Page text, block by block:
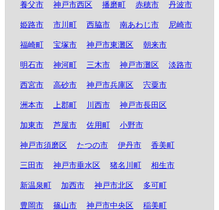
養父市
神戸市西区 播磨町 赤穂市 丹波市
姫路市 市川町 西脇市 南あわじ市 尼崎市
福崎町 宝塚市 神戸市東灘区 朝来市
明石市 神河町 三木市 神戸市灘区 淡路市
西宮市 高砂市 神戸市兵庫区 宍粟市
洲本市 上郡町 川西市 神戸市長田区
加東市 芦屋市 佐用町 小野市
神戸市須磨区 たつの市 伊丹市 香美町
三田市 神戸市垂水区 猪名川町 相生市
新温泉町 加西市 神戸市北区 多可町
豊岡市 篠山市 神戸市中央区 稲美町